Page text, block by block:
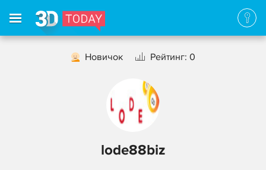
Новичок Рейтинг: 0
lode88biz